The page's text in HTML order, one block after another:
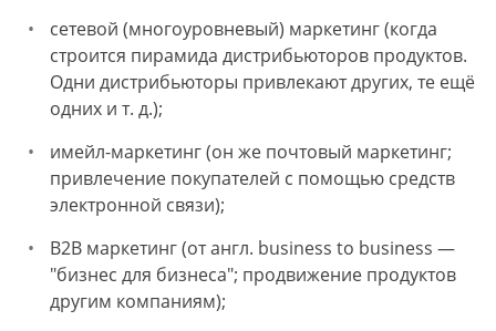
сетевой (многоуровневый) маркетинг (когда
строится пирамида дистрибьюторов продуктов.
Одни дистрибьюторы привлекают других, те ещё
одних и т. д.);
имейл-маркетинг (он же почтовый маркетинг;
привлечение покупателей с помощью средств
электронной связи);
B2B маркетинг (от англ. business to business —
"бизнес для бизнеса"; продвижение продуктов
другим компаниям);